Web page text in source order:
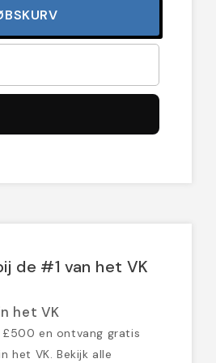
de #1 van het VK
het VK
en ontvang gratis
het VK. Bekijk alle